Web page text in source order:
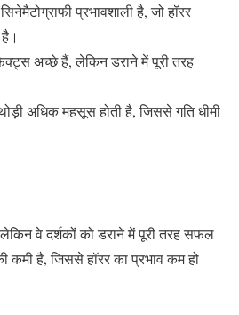
प्रभावशाली है, जो हॉरर
अच्छे हैं, लेकिन डराने में पूरी तरह
अधिक महसूस होती है, जिससे गति धीमी
लेकिन वे दर्शकों को डराने में पूरी तरह सफल
कमी है, जिससे हॉरर का प्रभाव कम हो